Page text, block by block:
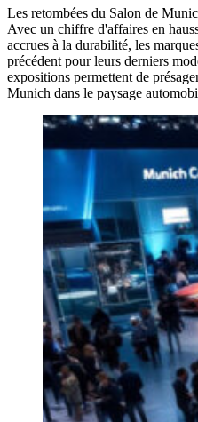
Les retombées du Salon de
Avec un chiffre d'affaires en
accrues à la durabilité, les
précédent pour leurs derniers
expositions permettent de
Munich dans le paysage